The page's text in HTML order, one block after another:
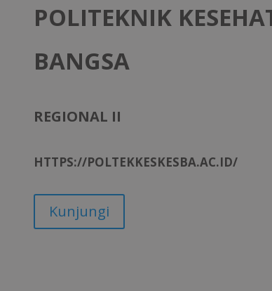
POLITEKNIK
BANGSA
REGIONAL II
HTTPS://POLTEKKESKESBA.AC.ID/
Kunjungi